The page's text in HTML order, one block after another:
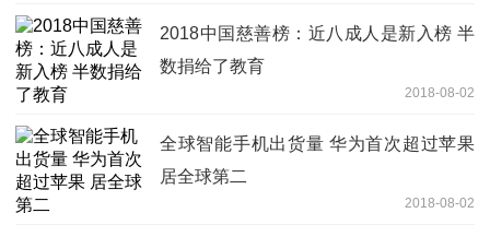
2018中国慈善榜：近八成人是新入榜 半
数捐给了教育
2018-08-02
全球智能手机出货量 华为首次超过苹果
居全球第二
2018-08-02